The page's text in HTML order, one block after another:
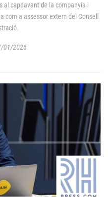
al capdavant de la companyia i
a assessor extern del Consell
01/2026